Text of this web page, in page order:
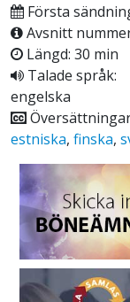
Första
Avsnitt
Längd: 30 min
Talade språk:
engelska
estniska, finska,